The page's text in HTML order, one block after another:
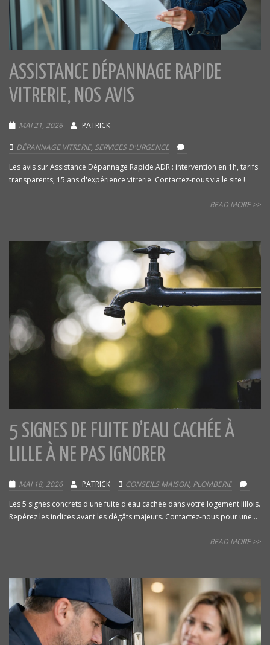
ASSISTANCE DÉPANNAGE RAPIDE
VITRERIE, NOS AVIS
MAI 21, 2026 PATRICK
DÉPANNAGE VITRERIE, SERVICES D'URGENCE
Les avis sur Assistance Dépannage Rapide ADR : intervention en 1h, tarifs
transparents, 15 ans d'expérience vitrerie. Contactez-nous via le site !
READ MORE >>
5 SIGNES DE FUITE D’EAU CACHÉE À
LILLE À NE PAS IGNORER
MAI 18, 2026 PATRICK CONSEILS MAISON, PLOMBERIE
Les 5 signes concrets d'une fuite d'eau cachée dans votre logement lillois.
Repérez les indices avant les dégâts majeurs. Contactez-nous pour une...
READ MORE >>